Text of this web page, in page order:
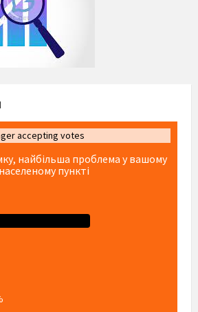
accepting votes
найбільша проблема у вашому
населеному пункті